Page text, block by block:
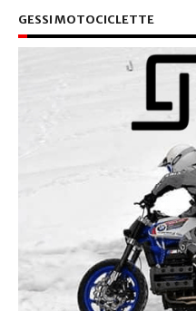
GESSI MOTOCICLETTE